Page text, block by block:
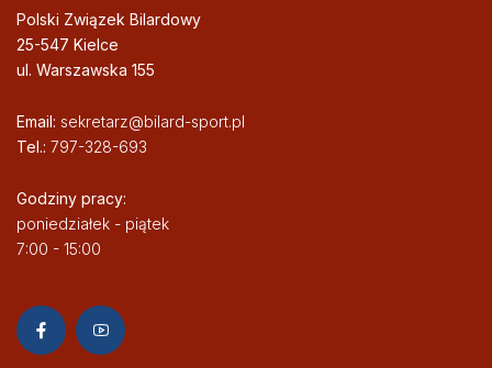
Polski Związek Bilardowy
25-547 Kielce
ul. Warszawska 155
Email: sekretarz@bilard-sport.pl
Tel.: 797-328-693
Godziny pracy:
poniedziałek - piątek
7:00 - 15:00